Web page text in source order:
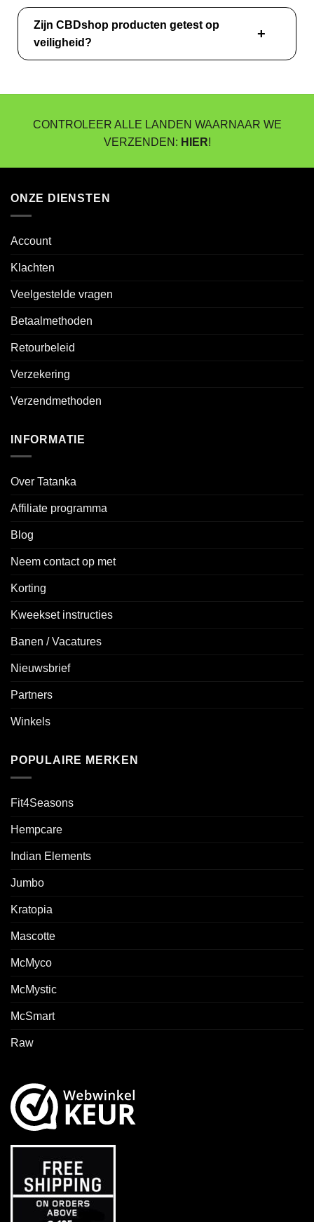
Zijn CBDshop producten getest op
veiligheid?
CONTROLEER ALLE LANDEN WAARNAAR WE
VERZENDEN: HIER!
ONZE DIENSTEN
Account
Klachten
Veelgestelde vragen
Betaalmethoden
Retourbeleid
Verzekering
Verzendmethoden
INFORMATIE
Over Tatanka
Affiliate programma
Blog
Neem contact op met
Korting
Kweekset instructies
Banen / Vacatures
Nieuwsbrief
Partners
Winkels
POPULAIRE MERKEN
Fit4Seasons
Hempcare
Indian Elements
Jumbo
Kratopia
Mascotte
McMyco
McMystic
McSmart
Raw